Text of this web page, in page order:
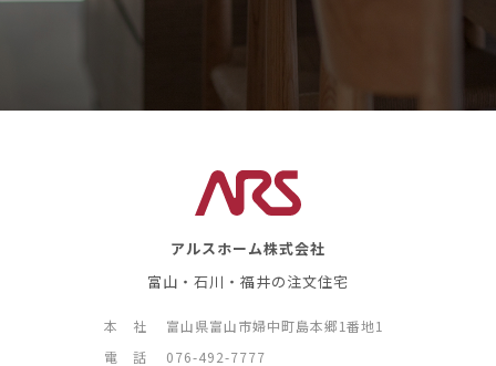
アルスホーム株式会社
富山・石川・福井の注文住宅
本 社
富山県富山市婦中町島本郷1番地1
電 話
076-492-7777